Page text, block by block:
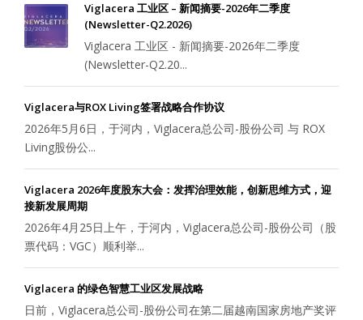
Viglacera 工业区 – 新闻摘要-2026年二季度
(Newsletter-Q2.2026)
Viglacera 工业区 - 新闻摘要-2026年二季度
(Newsletter-Q2.20...
Viglacera与ROX Living签署战略合作协议
2026年5月6日，于河内，Viglacera总公司-股份公司 与 ROX
Living股份公...
Viglacera 2026年度股东大会：发挥治理效能，创新思维方式，迎
接新发展周期
2026年4月25日上午，于河内，Viglacera总公司-股份公司（股
票代码：VGC）顺利举...
Viglacera 的绿色智慧工业区发展战略
日前，Viglacera总公司-股份公司在第二届越南国家房地产奖评